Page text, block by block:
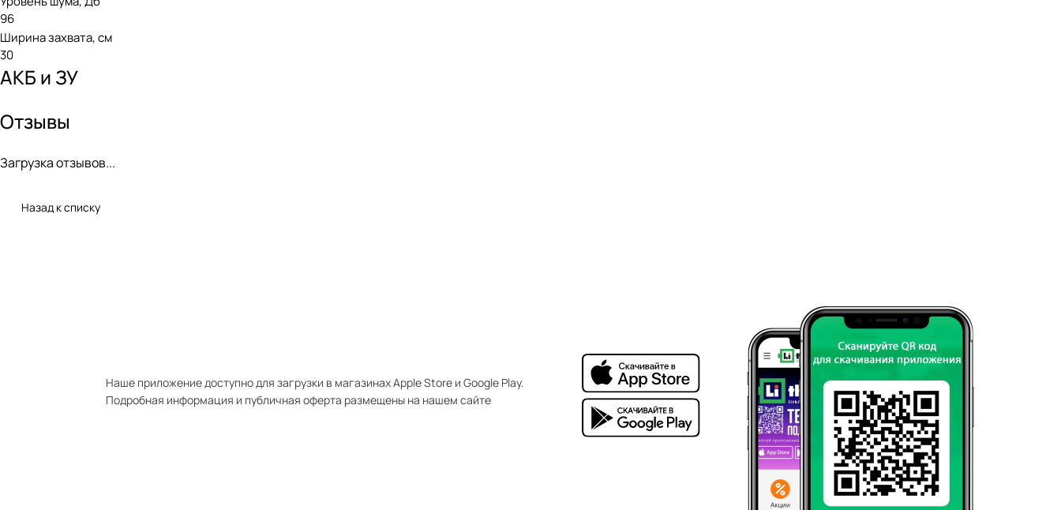
96
Ширина захвата, см
30
АКБ и ЗУ
Отзывы
Загрузка отзывов...
Назад к списку
Наше приложение доступно для загрузки в магазинах Apple Store и Google Play.
Подробная информация и публичная оферта размещены на нашем сайте